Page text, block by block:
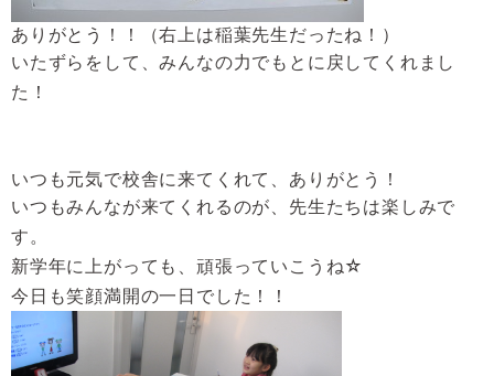
ありがとう！！（右上は稲葉先生だったね！）
いたずらをして、みんなの力でもとに戻してくれまし
た！
いつも元気で校舎に来てくれて、ありがとう！
いつもみんなが来てくれるのが、先生たちは楽しみで
す。
新学年に上がっても、頑張っていこうね☆
今日も笑顔満開の一日でした！！